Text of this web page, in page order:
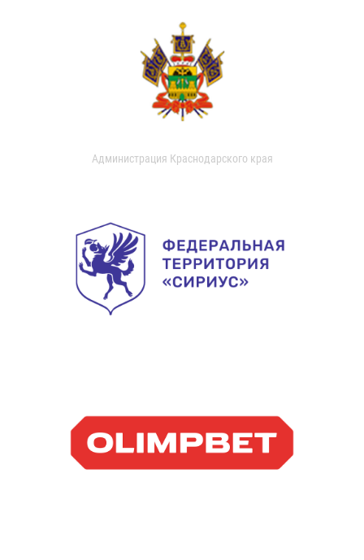
Администрация Краснодарского края